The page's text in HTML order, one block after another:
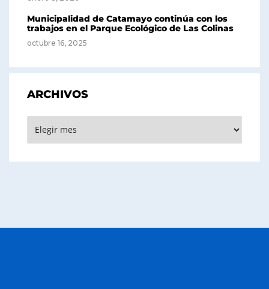
Municipalidad de Catamayo continúa con los
trabajos en el Parque Ecológico de Las Colinas
octubre 16, 2025
ARCHIVOS